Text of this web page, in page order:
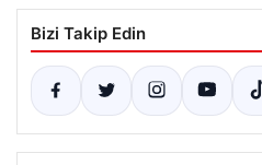
Bizi Takip Edin